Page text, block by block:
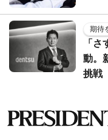
期待
「
動。
挑戦